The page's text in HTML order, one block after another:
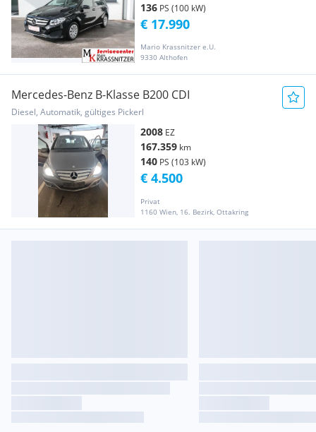
136 PS (100 kW)
Mario Krassnitzer e.U.
9330 Althofen
€ 17.990
Mercedes-Benz B-Klasse B200 CDI
Diesel, Automatik, gültiges Pickerl
2008 EZ
167.359 km
140 PS (103 kW)
Privat
1160 Wien, 16. Bezirk, Ottakring
€ 4.500